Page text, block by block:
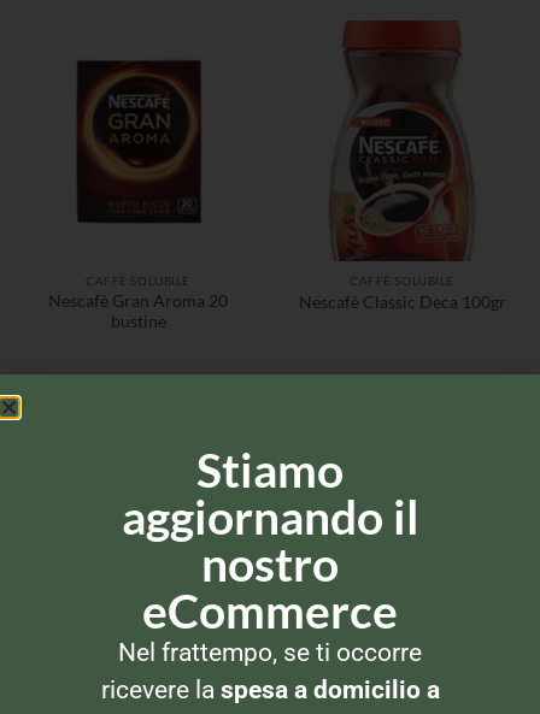
CAFFÈ SOLUBILE
Nescafè Gran Aroma 20
bustine
CAFFÈ SOLUBILE
Nescafè Classic Deca 100gr
CAFFÈ SOLUBILE
Nescafè Cappuccino 250gr
Nescafè Gineng Coffee 10
bustine
Stiamo
aggiornando il
nostro
eCommerce
Nel frattempo, se ti occorre
ricevere la spesa a domicilio a